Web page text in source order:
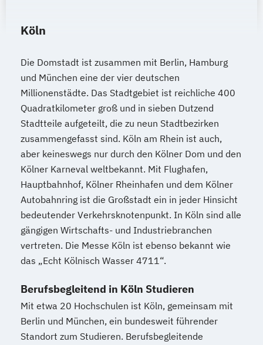
Köln
Die Domstadt ist zusammen mit Berlin, Hamburg
und München eine der vier deutschen
Millionenstädte. Das Stadtgebiet ist reichliche 400
Quadratkilometer groß und in sieben Dutzend
Stadtteile aufgeteilt, die zu neun Stadtbezirken
zusammengefasst sind. Köln am Rhein ist auch,
aber keineswegs nur durch den Kölner Dom und den
Kölner Karneval weltbekannt. Mit Flughafen,
Hauptbahnhof, Kölner Rheinhafen und dem Kölner
Autobahnring ist die Großstadt ein in jeder Hinsicht
bedeutender Verkehrsknotenpunkt. In Köln sind alle
gängigen Wirtschafts- und Industriebranchen
vertreten. Die Messe Köln ist ebenso bekannt wie
das „Echt Kölnisch Wasser 4711“.
Berufsbegleitend in Köln Studieren
Mit etwa 20 Hochschulen ist Köln, gemeinsam mit
Berlin und München, ein bundesweit führender
Standort zum Studieren. Berufsbegleitende